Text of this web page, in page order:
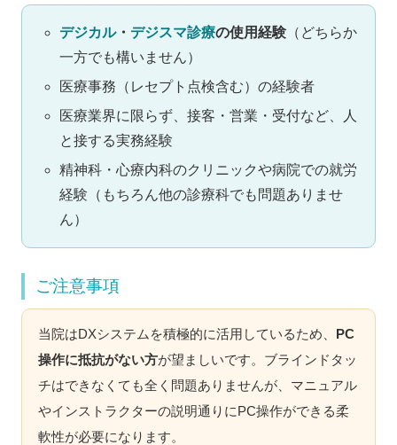
デジカル・ デジスマ診療の使用経験 （どちらか
一方でも構いません）
医療事務（レセプト点検含む）の経験者
医療業界に限らず、接客・営業・受付など、人
と接する実務経験
精神科・心療内科のクリニックや病院での就労
経験（もちろん他の診療科でも問題ありませ
ん）
ご注意事項
当院はDXシステムを積極的に活用しているため、
PC
操作に抵抗がない方が望ましいです。ブラインドタッ
チはできなくても全く問題ありませんが、マニュアル
やインストラクターの説明通りにPC操作ができる柔
軟性が必要になります。